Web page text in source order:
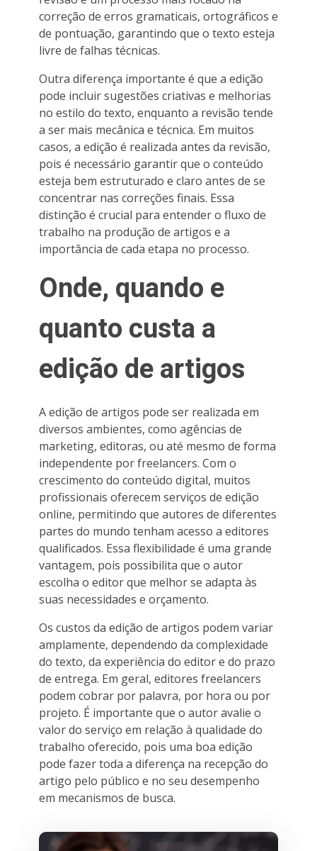
correção de erros gramaticais, ortográficos e
de pontuação, garantindo que o texto esteja
livre de falhas técnicas.
Outra diferença importante é que a edição
pode incluir sugestões criativas e melhorias
no estilo do texto, enquanto a revisão tende
a ser mais mecânica e técnica. Em muitos
casos, a edição é realizada antes da revisão,
pois é necessário garantir que o conteúdo
esteja bem estruturado e claro antes de se
concentrar nas correções finais. Essa
distinção é crucial para entender o fluxo de
trabalho na produção de artigos e a
importância de cada etapa no processo.
Onde, quando e
quanto custa a
edição de artigos
A edição de artigos pode ser realizada em
diversos ambientes, como agências de
marketing, editoras, ou até mesmo de forma
independente por freelancers. Com o
crescimento do conteúdo digital, muitos
profissionais oferecem serviços de edição
online, permitindo que autores de diferentes
partes do mundo tenham acesso a editores
qualificados. Essa flexibilidade é uma grande
vantagem, pois possibilita que o autor
escolha o editor que melhor se adapta às
suas necessidades e orçamento.
Os custos da edição de artigos podem variar
amplamente, dependendo da complexidade
do texto, da experiência do editor e do prazo
de entrega. Em geral, editores freelancers
podem cobrar por palavra, por hora ou por
projeto. É importante que o autor avalie o
valor do serviço em relação à qualidade do
trabalho oferecido, pois uma boa edição
pode fazer toda a diferença na recepção do
artigo pelo público e no seu desempenho
em mecanismos de busca.